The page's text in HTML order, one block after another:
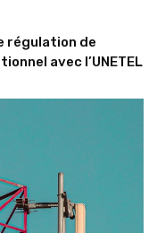
numériques, la